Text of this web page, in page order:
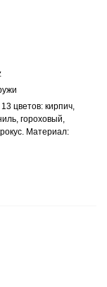
цветов: кирпич,
гороховый,
Материал: